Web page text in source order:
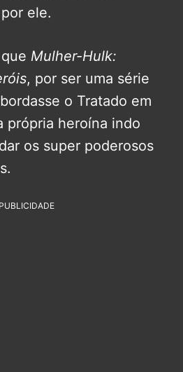
ele.
Mulher-Hulk:
, por ser uma série
o Tratado em
própria heroína indo
os super poderosos
PUBLICIDADE